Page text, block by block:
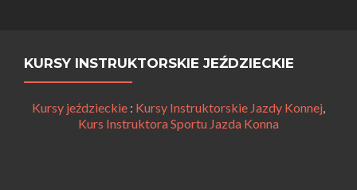
KURSY INSTRUKTORSKIE JEŹDZIECKIE
Kursy jeździeckie : Kursy Instruktorskie Jazdy Konnej,
Kurs Instruktora Sportu Jazda Konna